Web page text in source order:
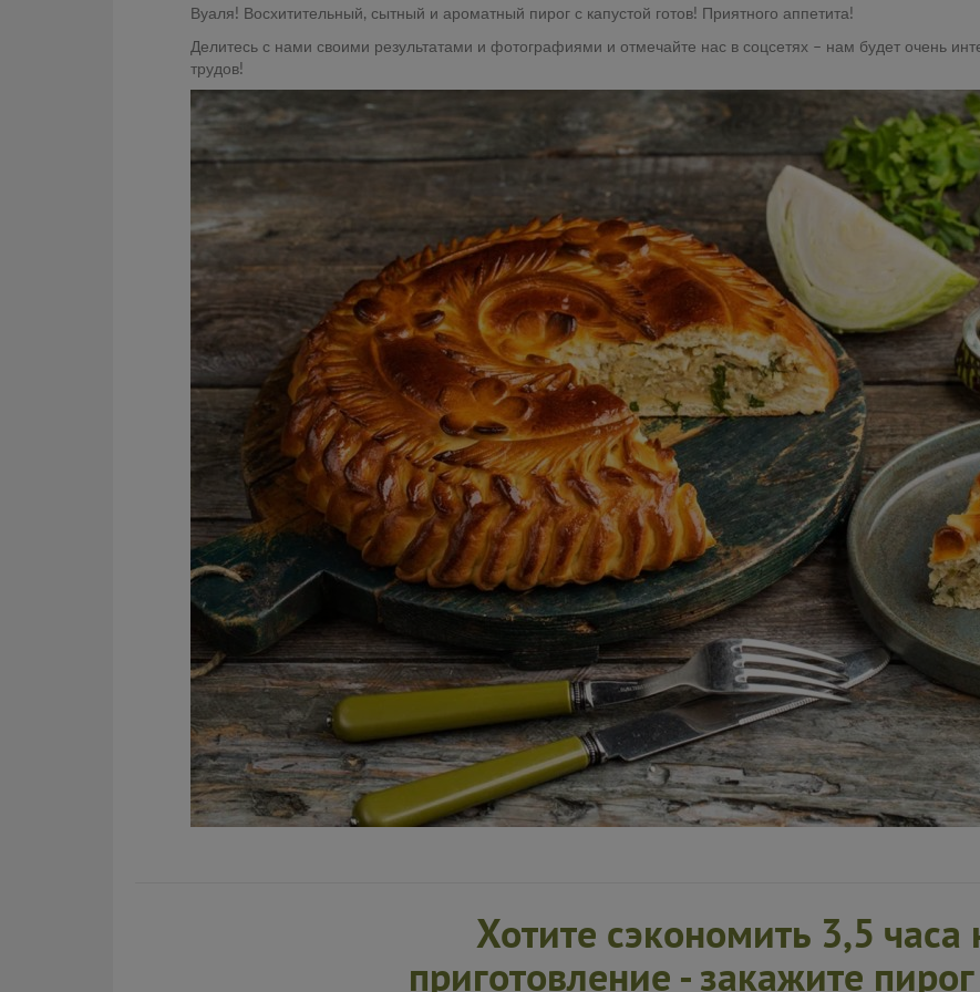
Вуаля! Восхитительный, сытный и ароматный пирог с капустой готов! Приятного аппетита!
Делитесь с нами своими результатами и фотографиями и отмечайте нас в соцсетях – нам будет очень
трудов!
Хотите сэкономить 3,5 часа
приготовление -закажите пирог